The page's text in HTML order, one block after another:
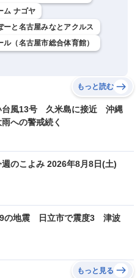
ム ナゴヤ
ーと名古屋みなとアクルス
ル（名古屋市総合体育館）
もっと読む
台風13号 久米島に接近 沖縄
への警戒続く
のこよみ 2026年8月8日(土)
の地震 日立市で震度3 津波
もっと見る